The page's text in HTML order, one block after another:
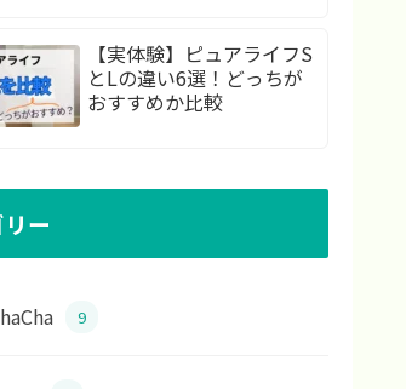
【実体験】ピュアライフS
とLの違い6選！どっちが
おすすめか比較
ー
9